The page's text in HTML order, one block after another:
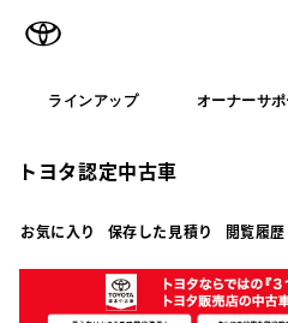
ラインアップ オーナーサポ
トヨタ認定中古車
お気に入り 保存した見積り 閲覧履歴